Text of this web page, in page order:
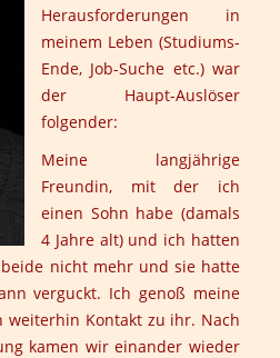
Herausforderungen in
meinem Leben (Studiums-
Ende, Job-Suche etc.) war
der Haupt-Auslöser
folgender:
Meine langjährige
Freundin, mit der ich
einen Sohn habe (damals
4 Jahre alt) und ich hatten
nicht mehr und sie hatte
verguckt. Ich genoß meine
weiterhin Kontakt zu ihr. Nach
kamen wir einander wieder